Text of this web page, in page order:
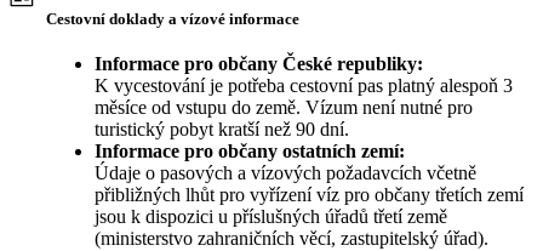
Cestovní doklady a vízové informace
Informace pro občany České republiky:
K vycestování je potřeba cestovní pas platný alespoň 3
měsíce od vstupu do země. Vízum není nutné pro
turistický pobyt kratší než 90 dní.
Informace pro občany ostatních zemí:
Údaje o pasových a vízových požadavcích včetně
přibližných lhůt pro vyřízení víz pro občany třetích zemí
jsou k dispozici u příslušných úřadů třetí země
(ministerstvo zahraničních věcí, zastupitelský úřad).